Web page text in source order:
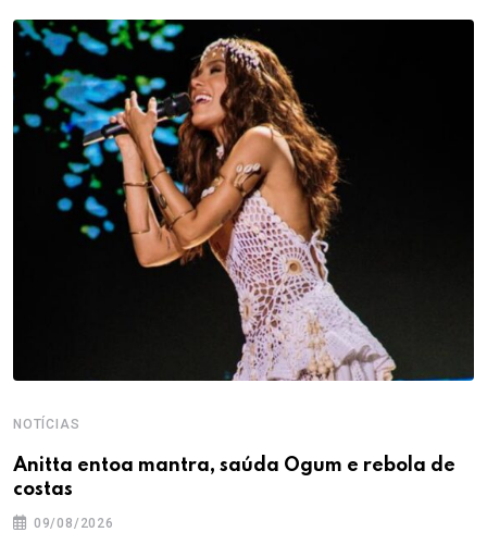
NOTÍCIAS
Anitta entoa mantra, saúda Ogum e rebola de
costas
09/08/2026